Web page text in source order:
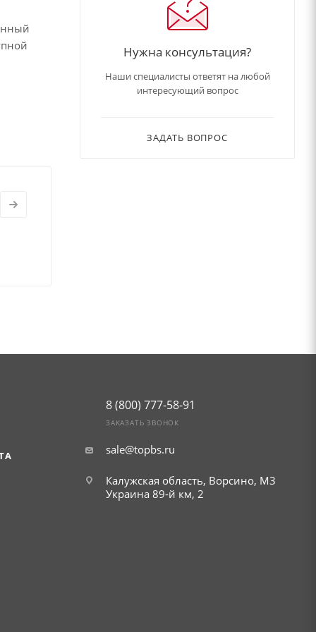
Нужна консультация?
Наши специалисты ответят на любой
интересующий вопрос
ЗАДАТЬ ВОПРОС
8 (800) 777-58-91
ЗАКАЗАТЬ ЗВОНОК
sale@topbs.ru
Калужская область, Ворсино, М3
Украина 89-й км, 2